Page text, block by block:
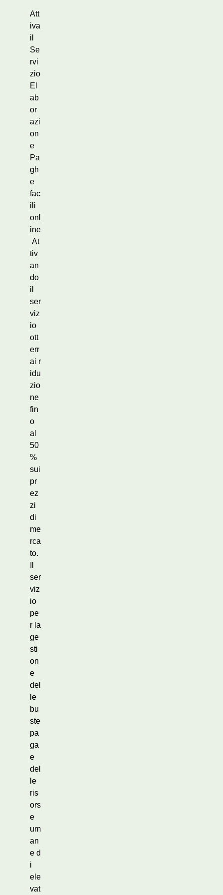
Att
iva
il
Se
rvi
zio
El
ab
or
azi
on
e
Pa
gh
e
fac
ili
onl
ine
At
tiv
an
do
il
ser
viz
io
ott
err
ai r
idu
zio
ne
fin
o
al
50
%
sui
pr
ez
zi
di
me
rca
to.
ser
viz
io
pe
r la
ge
sti
on
e
del
le
bu
ste
pa
ga
e
del
le
ris
ors
e
um
an
e d
i
ele
vat